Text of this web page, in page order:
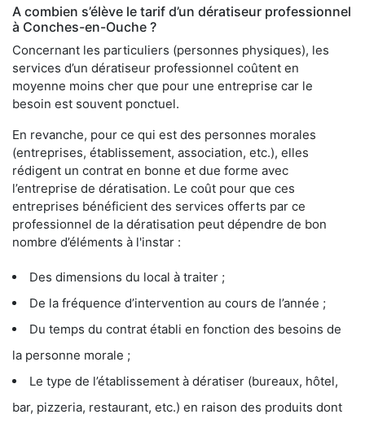
A combien s’élève le tarif d’un dératiseur professionnel
à Conches-en-Ouche ?
Concernant les particuliers (personnes physiques), les
services d’un dératiseur professionnel coûtent en
moyenne moins cher que pour une entreprise car le
besoin est souvent ponctuel.
En revanche, pour ce qui est des personnes morales
(entreprises, établissement, association, etc.), elles
rédigent un contrat en bonne et due forme avec
l’entreprise de dératisation. Le coût pour que ces
entreprises bénéficient des services offerts par ce
professionnel de la dératisation peut dépendre de bon
nombre d’éléments à l'instar :
Des dimensions du local à traiter ;
De la fréquence d’intervention au cours de l’année ;
Du temps du contrat établi en fonction des besoins de
la personne morale ;
Le type de l’établissement à dératiser (bureaux, hôtel,
bar, pizzeria, restaurant, etc.) en raison des produits dont